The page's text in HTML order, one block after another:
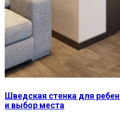
Шведская стенка для
и выбор места